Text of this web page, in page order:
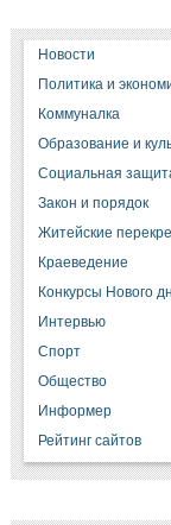
Новости
Политика и
Коммуналка
Образование и
Социальная
Закон и порядок
Житейские
Краеведение
Конкурсы Нового
Интервью
Спорт
Общество
Информер
Рейтинг сайтов